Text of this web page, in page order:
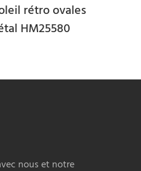
rétro ovales
HM25580
nous et notre